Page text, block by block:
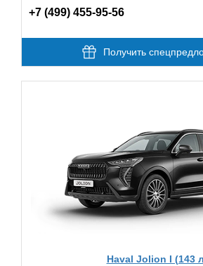
+7 (499) 455-95-56
Получить
Haval Jolion I (143